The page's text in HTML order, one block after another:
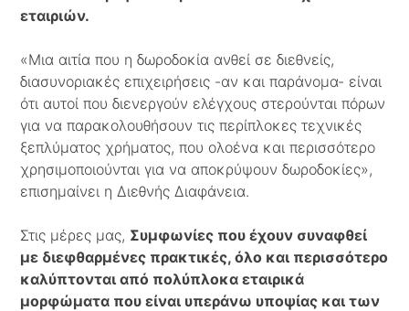
εταιριών.
«Μια αιτία που η δωροδοκία ανθεί σε διεθνείς,
διασυνοριακές επιχειρήσεις -αν και παράνομα- είναι
ότι αυτοί που διενεργούν ελέγχους στερούνται πόρων
για να παρακολουθήσουν τις περίπλοκες τεχνικές
ξεπλύματος χρήματος, που ολοένα και περισσότερο
χρησιμοποιούνται για να αποκρύψουν δωροδοκίες»,
επισημαίνει η Διεθνής Διαφάνεια.
Στις μέρες μας, Συμφωνίες που έχουν συναφθεί
με διεφθαρμένες πρακτικές, όλο και περισσότερο
καλύπτονται από πολύπλοκα εταιρικά
μορφώματα που είναι υπεράνω υποψίας και των